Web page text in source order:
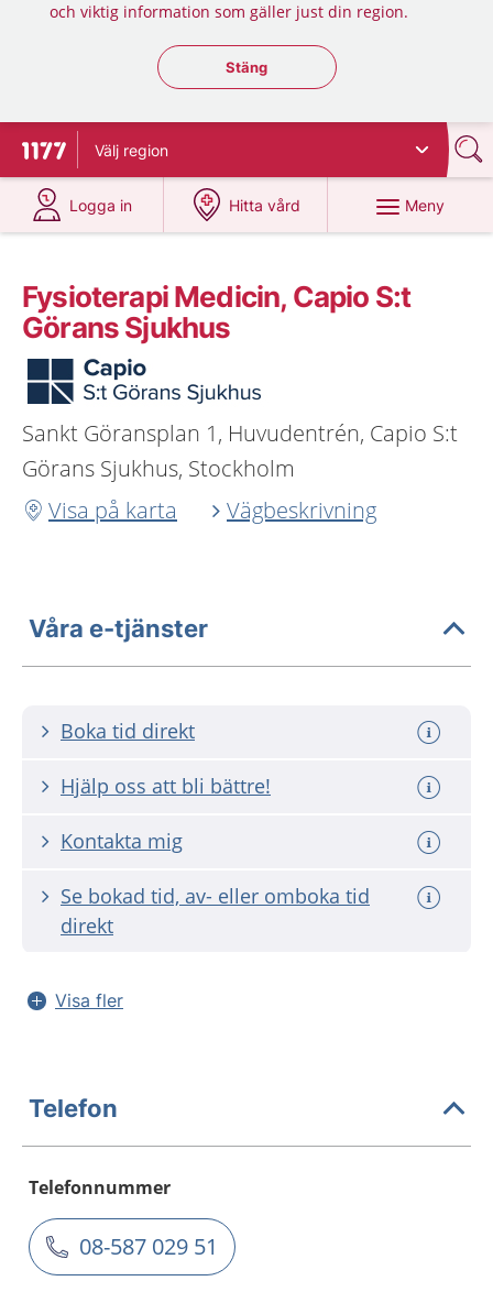
och viktig information som gäller just din region.
Stäng regionsväljaren
Stäng
Till startsidan för 1177
Välj region
Logga in
på 1177.se
Hitta vård
på 1177.se
Meny
Fysioterapi Medicin, Capio S:t
Görans Sjukhus
Sankt Göransplan 1, Huvudentrén, Capio S:t
Görans Sjukhus, Stockholm
Visa på karta
Vägbeskrivning
Våra e-tjänster
Boka tid direkt
Hjälp oss att bli bättre!
Kontakta mig
Se bokad tid, av- eller omboka tid
direkt
Visa fler
Telefon
Telefonnummer
08-587 029 51